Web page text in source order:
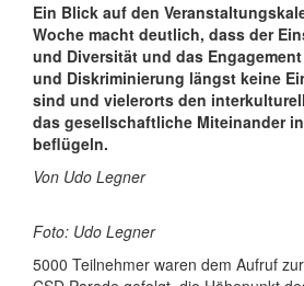
Ein Blick auf den
Woche macht deutlich, dass der
und Diversität und das
und Diskriminierung längst keine
sind und vielerorts den
das gesellschaftliche Miteinander
beflügeln.
Von Udo Legner
Foto: Udo Legner
5000 Teilnehmer waren dem Aufruf